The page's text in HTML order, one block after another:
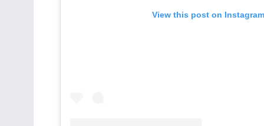
View this post on Instagram